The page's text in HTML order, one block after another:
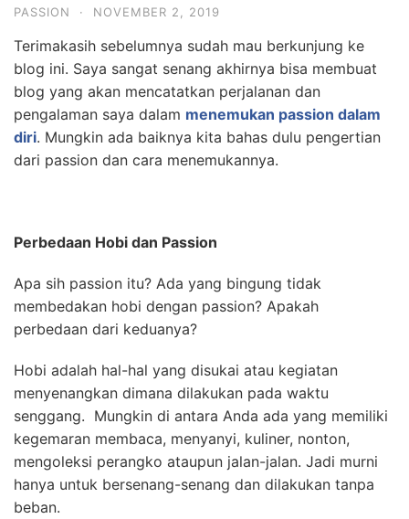
PASSION · NOVEMBER 2, 2019
Terimakasih sebelumnya sudah mau berkunjung ke
blog ini. Saya sangat senang akhirnya bisa membuat
blog yang akan mencatatkan perjalanan dan
pengalaman saya dalam menemukan passion dalam
diri. Mungkin ada baiknya kita bahas dulu pengertian
dari passion dan cara menemukannya.
Perbedaan Hobi dan Passion
Apa sih passion itu? Ada yang bingung tidak
membedakan hobi dengan passion? Apakah
perbedaan dari keduanya?
Hobi adalah hal-hal yang disukai atau kegiatan
menyenangkan dimana dilakukan pada waktu
senggang. Mungkin di antara Anda ada yang memiliki
kegemaran membaca, menyanyi, kuliner, nonton,
mengoleksi perangko ataupun jalan-jalan. Jadi murni
hanya untuk bersenang-senang dan dilakukan tanpa
beban.